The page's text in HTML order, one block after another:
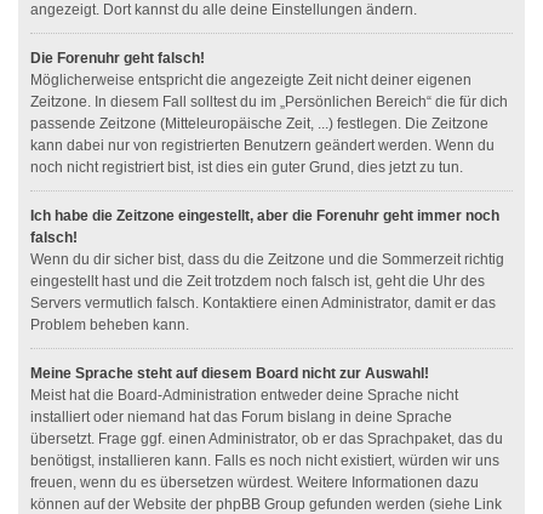
angezeigt. Dort kannst du alle deine Einstellungen ändern.
Die Forenuhr geht falsch!
Möglicherweise entspricht die angezeigte Zeit nicht deiner eigenen
Zeitzone. In diesem Fall solltest du im „Persönlichen Bereich“ die für dich
passende Zeitzone (Mitteleuropäische Zeit, ...) festlegen. Die Zeitzone
kann dabei nur von registrierten Benutzern geändert werden. Wenn du
noch nicht registriert bist, ist dies ein guter Grund, dies jetzt zu tun.
Ich habe die Zeitzone eingestellt, aber die Forenuhr geht immer noch
falsch!
Wenn du dir sicher bist, dass du die Zeitzone und die Sommerzeit richtig
eingestellt hast und die Zeit trotzdem noch falsch ist, geht die Uhr des
Servers vermutlich falsch. Kontaktiere einen Administrator, damit er das
Problem beheben kann.
Meine Sprache steht auf diesem Board nicht zur Auswahl!
Meist hat die Board-Administration entweder deine Sprache nicht
installiert oder niemand hat das Forum bislang in deine Sprache
übersetzt. Frage ggf. einen Administrator, ob er das Sprachpaket, das du
benötigst, installieren kann. Falls es noch nicht existiert, würden wir uns
freuen, wenn du es übersetzen würdest. Weitere Informationen dazu
können auf der Website der phpBB Group gefunden werden (siehe Link